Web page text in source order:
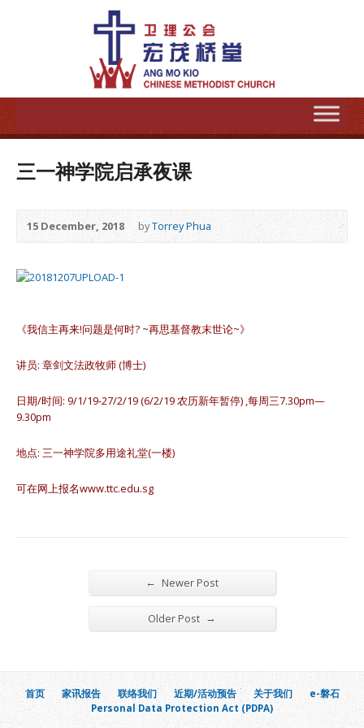
三一神学院启承夜课
15 December, 2018 byTorrey Phua
《我信主再来!问题是何时? ~再思基督教末世论~》
讲员: 章剑文法政牧师 (博士)
日期/时间: 9/1/19-27/2/19 (6/2/19 农历新年暂停) ,每周三7.30pm—
9.30pm
地点: 三一神学院多用途礼堂(一楼)
可在网上报名www.ttc.edu.sg
← Newer Post
Older Post →
首页 家讯报告 联络我们 近期/活动预告 关于我们
e-磐石
Personal Data Protection Act (PDPA)